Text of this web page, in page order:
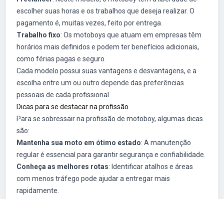
escolher suas horas e os trabalhos que deseja realizar. O
pagamento é, muitas vezes, feito por entrega.
Trabalho fixo: Os motoboys que atuam em empresas têm
horários mais definidos e podem ter benefícios adicionais,
como férias pagas e seguro.
Cada modelo possui suas vantagens e desvantagens, e a
escolha entre um ou outro depende das preferências
pessoais de cada profissional.
Dicas para se destacar na profissão
Para se sobressair na profissão de motoboy, algumas dicas
são:
Mantenha sua moto em ótimo estado: A manutenção
regular é essencial para garantir segurança e confiabilidade.
Conheça as melhores rotas: Identificar atalhos e áreas
com menos tráfego pode ajudar a entregar mais
rapidamente.